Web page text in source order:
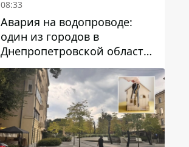
08:33
Авария на водопроводе:
один из городов в
Днепропетровской области
остался без воды